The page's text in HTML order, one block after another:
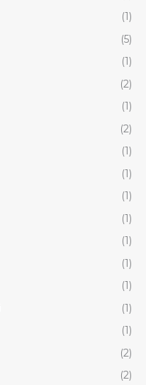
(1)
(5)
(1)
(2)
(1)
(2)
(1)
(1)
(1)
(1)
(1)
(1)
(1)
(1)
(1)
(2)
(2)